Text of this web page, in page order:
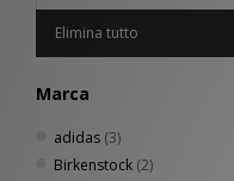
Elimina tutto
Marca
adidas (3)
Birkenstock (2)